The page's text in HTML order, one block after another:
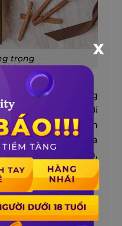
trọng
ngọt ngào và lãng
tặng cho người
có nhiều hình
nhau, từ socola
hạnh nhân,
thể chọn một hộp
cho người ấy thể
say đắm và yêu
X